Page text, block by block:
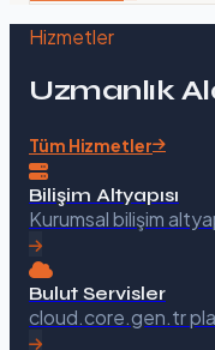
Hizmetler
Uzmanlık
Tüm Hizmetler
Bilişim Altyapısı
Kurumsal bilişim
Bulut Servisler
cloud.core.gen.tr